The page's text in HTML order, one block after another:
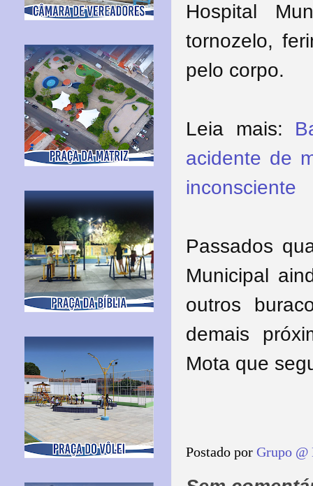
Hospital
tornozelo,
pelo corpo.
Leia mais:
acidente de
inconsciente
Passados
Municipal
outros
demais
Mota que
Postado por Grupo @